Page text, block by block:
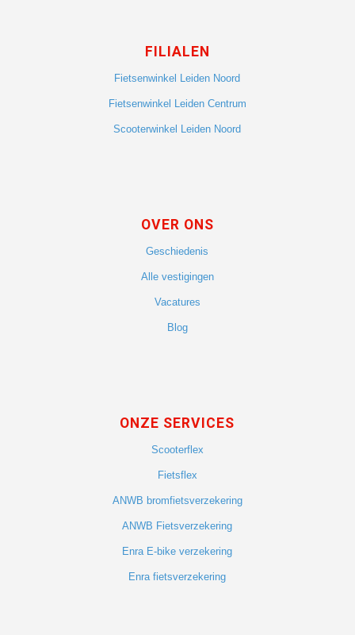
FILIALEN
Fietsenwinkel Leiden Noord
Fietsenwinkel Leiden Centrum
Scooterwinkel Leiden Noord
OVER ONS
Geschiedenis
Alle vestigingen
Vacatures
Blog
ONZE SERVICES
Scooterflex
Fietsflex
ANWB bromfietsverzekering
ANWB Fietsverzekering
Enra E-bike verzekering
Enra fietsverzekering